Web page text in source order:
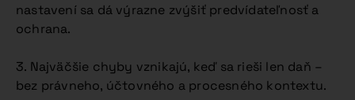
nastavení sa dá výrazne zvýšiť predvídateľnosť a
ochrana.
3. Najväčšie chyby vznikajú, keď sa rieši len daň –
bez právneho, účtovného a procesného kontextu.